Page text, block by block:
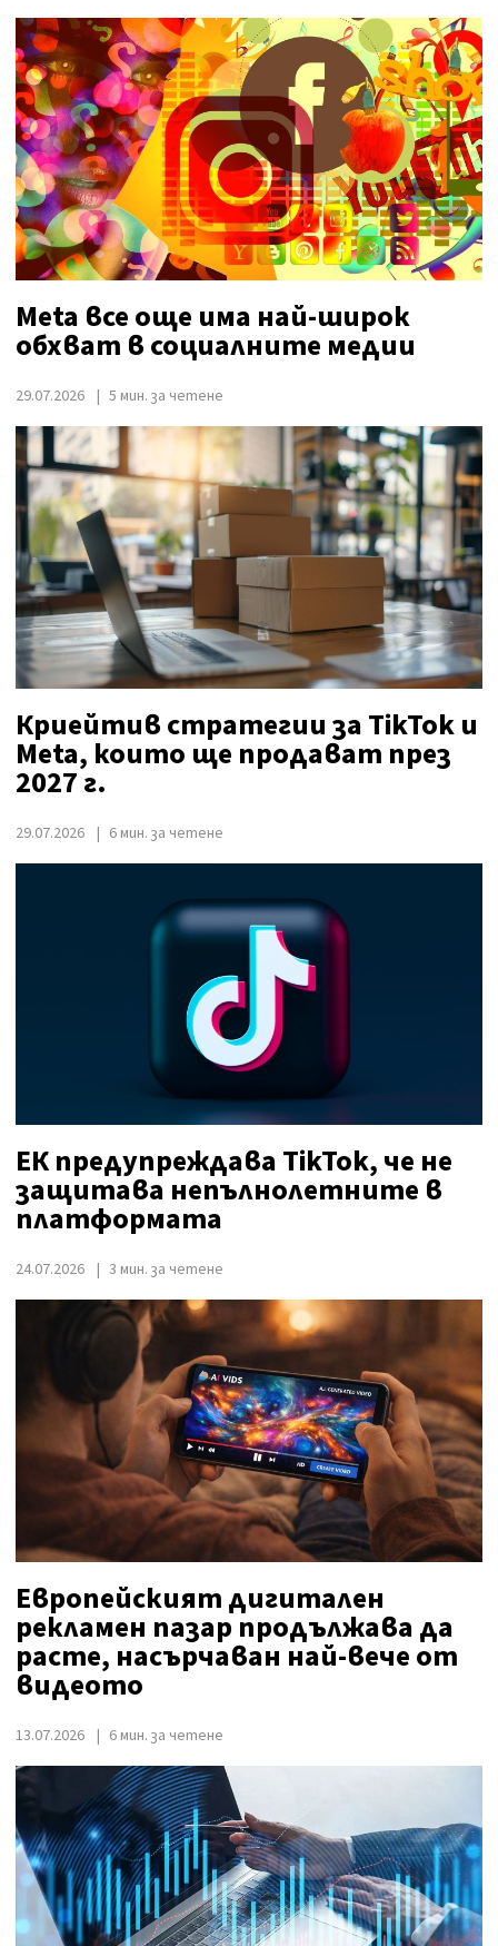
Meta все още има най-широк
обхват в социалните медии
29.07.2026 5 мин. за четене
Криейтив стратегии за TikTok и
Meta, които ще продават през
2027 г.
29.07.2026 6 мин. за четене
ЕК предупреждава TikTok, че не
защитава непълнолетните в
платформата
24.07.2026 3 мин. за четене
Европейският дигитален
рекламен пазар продължава да
расте, насърчаван най-вече от
видеото
13.07.2026 6 мин. за четене